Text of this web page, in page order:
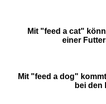
Mit "feed a cat"
einer
Mit "feed a dog"
bei den